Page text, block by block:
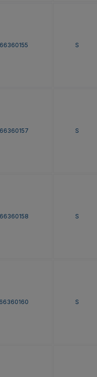
S
S
S
S